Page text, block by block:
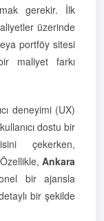
gerekir. İlk
üzerinde
portföy sitesi
maliyet farkı
deneyimi (UX)
dostu bir
çekerken,
Ankara
bir ajansla
bir şekilde